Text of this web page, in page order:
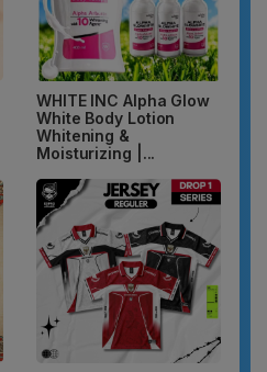
WHITE INC Alpha Glow
White Body Lotion
Whitening &
Moisturizing |...